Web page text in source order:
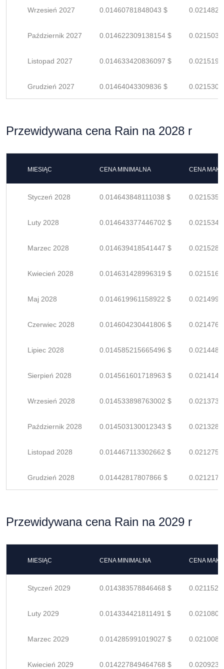
Wrzesień 2027 0.01460781848043 $
Październik 2027 0.014622309138154 $
Listopad 2027 0.014633420836097 $
Grudzień 2027 0.01464043309836 $
Przewidywana cena Rain na 2028 r
MIESIĄC CENA MINIMALNA CENA
Styczeń 2028 0.014643848111038 $
Luty 2028 0.014643377446702 $
Marzec 2028 0.014639418541447 $
Kwiecień 2028 0.014631428996319 $
Maj 2028 0.014619961158922 $
Czerwiec 2028 0.014604230441806 $
Lipiec 2028 0.014585215665496 $
Sierpień 2028 0.014561601718963 $
Wrzesień 2028 0.014533898763002 $
Październik 2028 0.014503130012343 $
Listopad 2028 0.014467113302662 $
Grudzień 2028 0.01442817807866 $
Przewidywana cena Rain na 2029 r
MIESIĄC CENA MINIMALNA CENA
Styczeń 2029 0.014383578846468 $
Luty 2029 0.014334421811491 $
Marzec 2029 0.014285991019027 $
Kwiecień 2029 0.014227849464768 $